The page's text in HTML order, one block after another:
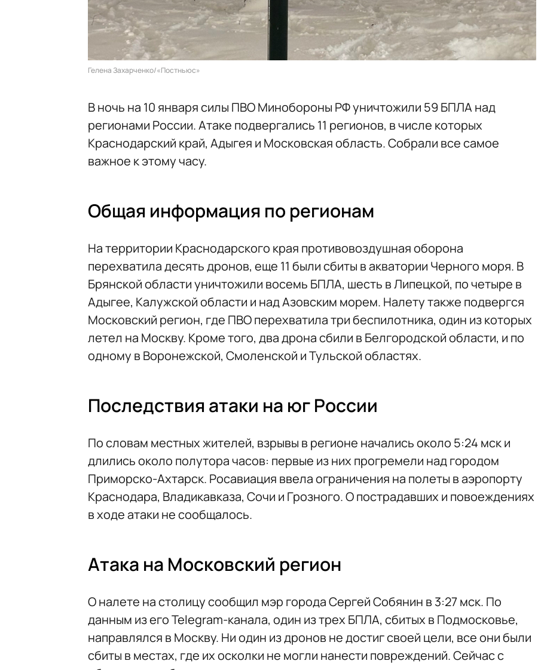
Гелена Захарченко/«Постньюс»
В ночь на 10 января силы ПВО Минобороны РФ уничтожили 59 БПЛА над
регионами России. Атаке подвергались 11 регионов, в числе которых
Краснодарский край, Адыгея и Московская область. Собрали все самое
важное к этому часу.
Общая информация по регионам
На территории Краснодарского края противовоздушная оборона
перехватила десять дронов, еще 11 были сбиты в акватории Черного моря. В
Брянской области уничтожили восемь БПЛА, шесть в Липецкой, по четыре в
Адыгее, Калужской области и над Азовским морем. Налету также подвергся
Московский регион, где ПВО перехватила три беспилотника, один из которых
летел на Москву. Кроме того, два дрона сбили в Белгородской области, и по
одному в Воронежской, Смоленской и Тульской областях.
Последствия атаки на юг России
По словам местных жителей, взрывы в регионе начались около 5:24 мск и
длились около полутора часов: первые из них прогремели над городом
Приморско-Ахтарск. Росавиация ввела ограничения на полеты в аэропорту
Краснодара, Владикавказа, Сочи и Грозного. О пострадавших и повоеждениях
в ходе атаки не сообщалось.
Атака на Московский регион
О налете на столицу сообщил мэр города Сергей Собянин в 3:27 мск. По
данным из его Telegram-канала, один из трех БПЛА, сбитых в Подмосковье,
направлялся в Москву. Ни один из дронов не достиг своей цели, все они были
сбиты в местах, где их осколки не могли нанести повреждений. Сейчас с